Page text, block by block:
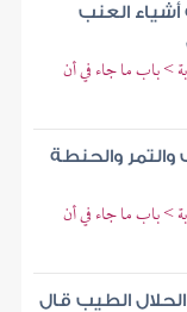
العنب
> باب ما جاء في أن
والحنطة
> باب ما جاء في أن
الطيب قال